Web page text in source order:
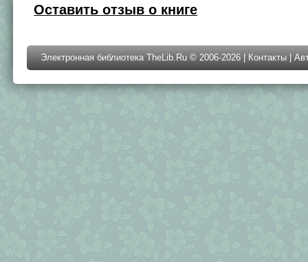
Оставить отзыв о книге
Электронная библиотека TheLib.Ru © 2006-2026 | Контакты |